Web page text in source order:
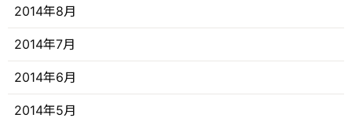
2014年8月
2014年7月
2014年6月
2014年5月